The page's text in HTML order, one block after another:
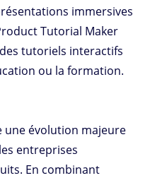
immersives
Tutorial Maker
tutoriels interactifs
ou la formation.
une évolution majeure
entreprises
En combinant